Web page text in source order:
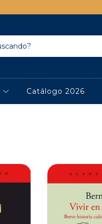
Catálogo 2026